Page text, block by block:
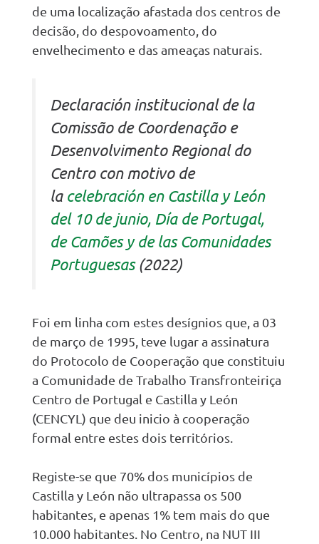
de uma localização afastada dos centros de
decisão, do despovoamento, do
envelhecimento e das ameaças naturais.
Declaración institucional de la
Comissão de Coordenação e
Desenvolvimento Regional do
Centro con motivo de
la celebración en Castilla y León
del 10 de junio, Día de Portugal,
de Camões y de las Comunidades
Portuguesas(2022)
Foi em linha com estes desígnios que, a 03
de março de 1995, teve lugar a assinatura
do Protocolo de Cooperação que constituiu
a Comunidade de Trabalho Transfronteiriça
Centro de Portugal e Castilla y León
(CENCYL) que deu inicio à cooperação
formal entre estes dois territórios.
Registe-se que 70% dos municípios de
Castilla y León não ultrapassa os 500
habitantes, e apenas 1% tem mais do que
10.000 habitantes. No Centro, na NUT III